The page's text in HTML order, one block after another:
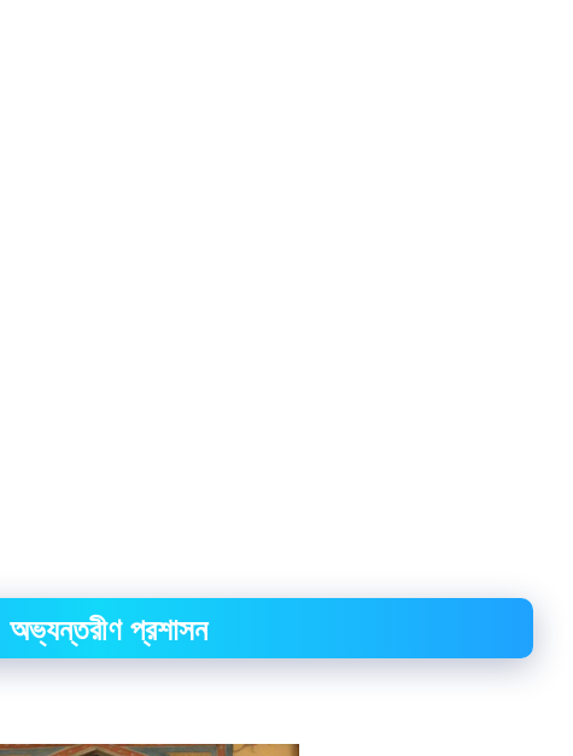
অভ্যন্তরীণ প্রশাসন